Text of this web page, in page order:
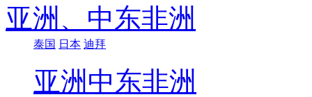
亚洲、 中东非洲
泰国 日本 迪拜
亚洲 中东非洲